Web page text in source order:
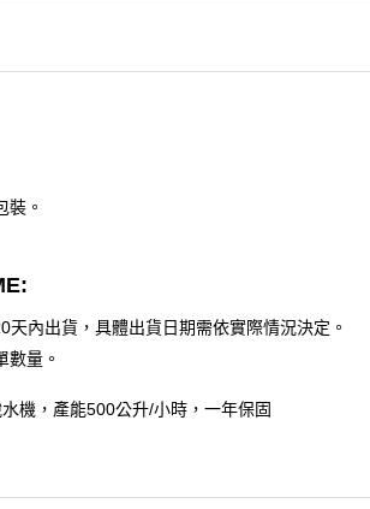
裝。
天內出貨，具體出貨日期需依實際情況決定。
數量。